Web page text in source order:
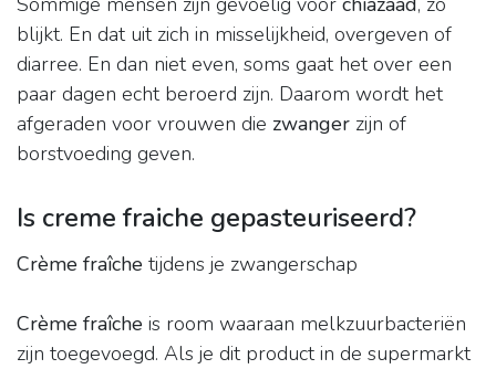
blijkt. En dat uit zich in misselijkheid, overgeven of
diarree. En dan niet even, soms gaat het over een
paar dagen echt beroerd zijn. Daarom wordt het
afgeraden voor vrouwen die zwanger zijn of
borstvoeding geven.
Is creme fraiche gepasteuriseerd?
Crème fraîche tijdens je zwangerschap
Crème fraîche is room waaraan melkzuurbacteriën
zijn toegevoegd. Als je dit product in de supermarkt